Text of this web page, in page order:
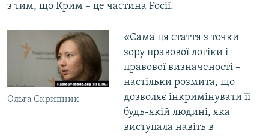
з тим, що Крим – це частина Росії.
Ольга Скрипник
«Сама ця стаття з точки
зору правової логіки і
правової визначеності –
настільки розмита, що
дозволяє інкримінувати її
будь-якій людині, яка
виступала навіть в